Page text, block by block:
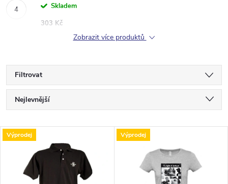
Skladem
303 Kč
Zobrazit více produktů
Filtrovat
Ř
a
Nejlevnější
Nejprodávanější
Abecedně
V
Výprodej Výprodej